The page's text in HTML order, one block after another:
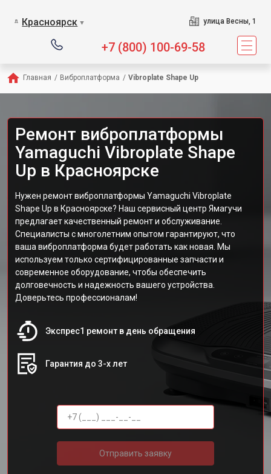
Красноярск ▼ улица Весны, 1
+7 (800) 100-69-58
Главная / Виброплатформа / Vibroplate Shape Up
Ремонт виброплатформы
Yamaguchi Vibroplate Shape
Up в Красноярске
Нужен ремонт виброплатформы Yamaguchi Vibroplate
Shape Up в Красноярске? Наш сервисный центр Ямагучи
предлагает качественный ремонт и обслуживание.
Специалисты с многолетним опытом гарантируют, что
ваша виброплатформа будет работать как новая. Мы
используем только сертифицированные запчасти и
современное оборудование, чтобы обеспечить
долговечность и надежность вашего устройства.
Доверьтесь профессионалам!
Экспрес1 ремонт в день обращения
Гарантия до 3-х лет
Отправить заявку